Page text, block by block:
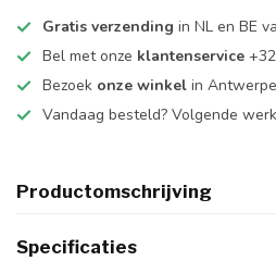
Gratis verzending in NL en BE
Bel met onze klantenservice
Bezoek onze winkel in
Vandaag besteld? Volgende
Productomschrijving
Specificaties